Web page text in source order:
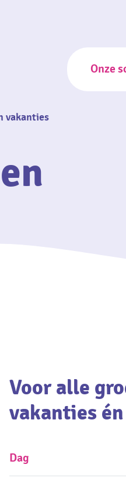
Onze
vakanties
Voor alle
vakanties
Dag